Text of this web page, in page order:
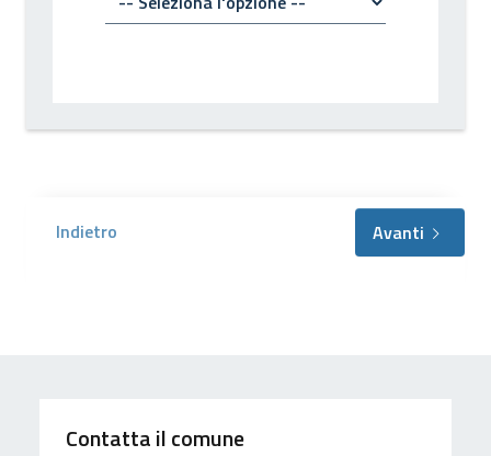
Indietro Avanti
Contatta il comune